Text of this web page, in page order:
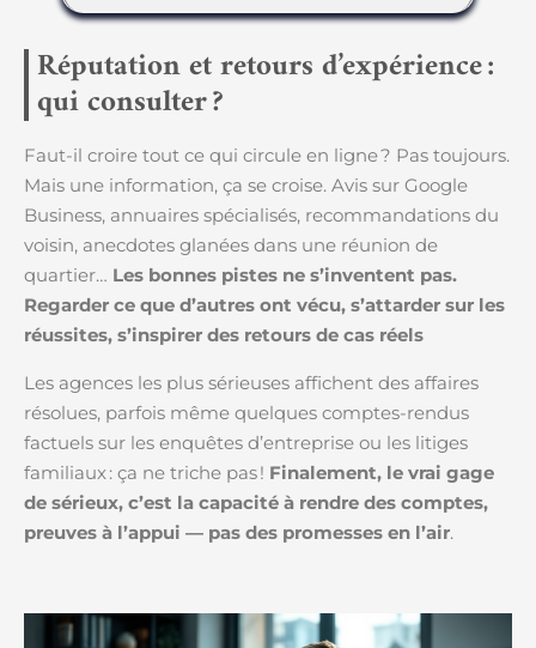
Réputation et retours d’expérience :
qui consulter ?
Faut-il croire tout ce qui circule en ligne ? Pas toujours.
Mais une information, ça se croise. Avis sur Google
Business, annuaires spécialisés, recommandations du
voisin, anecdotes glanées dans une réunion de
quartier… Les bonnes pistes ne s’inventent pas.
Regarder ce que d’autres ont vécu, s’attarder sur les
réussites, s’inspirer des retours de cas réels
Les agences les plus sérieuses affichent des affaires
résolues, parfois même quelques comptes-rendus
factuels sur les enquêtes d’entreprise ou les litiges
familiaux : ça ne triche pas ! Finalement, le vrai gage
de sérieux, c’est la capacité à rendre des comptes,
preuves à l’appui — pas des promesses en l’air.